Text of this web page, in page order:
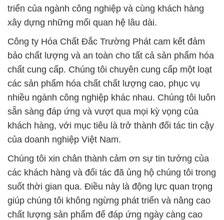
triển của ngành công nghiệp và cùng khách hàng
xây dựng những mối quan hệ lâu dài.
Công ty Hóa Chất Đắc Trường Phát cam kết đảm
bảo chất lượng và an toàn cho tất cả sản phẩm hóa
chất cung cấp. Chúng tôi chuyên cung cấp một loạt
các sản phẩm hóa chất chất lượng cao, phục vụ
nhiều ngành công nghiệp khác nhau. Chúng tôi luôn
sẵn sàng đáp ứng và vượt qua mọi kỳ vọng của
khách hàng, với mục tiêu là trở thành đối tác tin cậy
của doanh nghiệp Việt Nam.
Chúng tôi xin chân thành cảm ơn sự tin tưởng của
các khách hàng và đối tác đã ủng hộ chúng tôi trong
suốt thời gian qua. Điều này là động lực quan trọng
giúp chúng tôi không ngừng phát triển và nâng cao
chất lượng sản phẩm để đáp ứng ngày càng cao